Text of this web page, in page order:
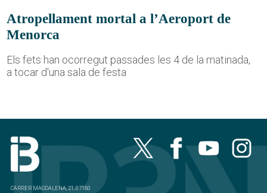
Atropellament mortal a l’Aeroport de
Menorca
Els fets han ocorregut passades les 4 de la matinada,
a tocar d'una sala de festa
CARRER MAGDALENA, 21, 07180